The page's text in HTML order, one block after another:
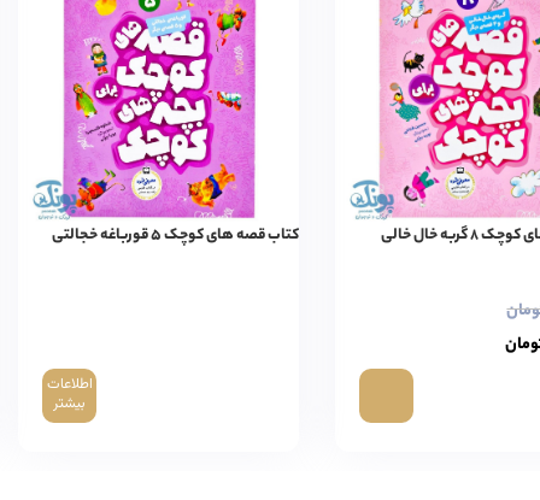
خال خالی کتاب قصه های کوچک ۵ قورباغه خجالتی
اطلاعات
بیشتر